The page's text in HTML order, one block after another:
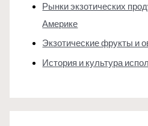
Рынки экзотических
Америке
Экзотические фрукты и
История и культура